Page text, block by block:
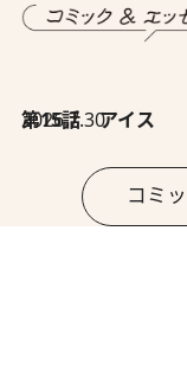
2026.7.30
第15話 アイス
コミ